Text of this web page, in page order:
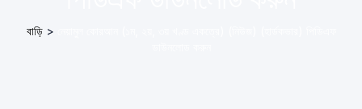
বাড়ি>